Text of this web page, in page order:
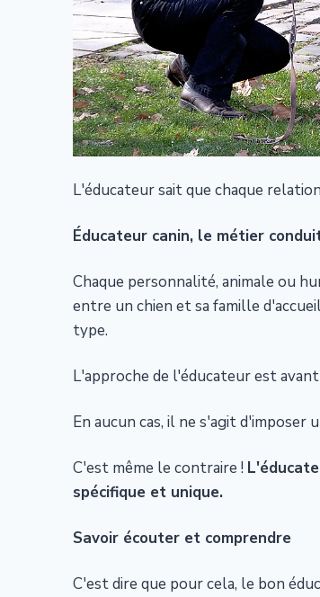
L'éducateur sait que chaque
Éducateur canin, le métier
Chaque personnalité, animale ou
entre un chien et sa famille
type.
L'approche de l'éducateur est
En aucun cas, il ne s'agit
C'est même le contraire !
spécifique et unique.
Savoir écouter et comprendre
C'est dire que pour cela, le bon